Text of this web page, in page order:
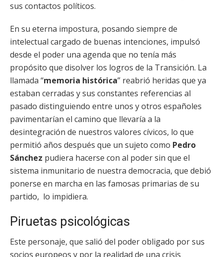
sus contactos políticos.
En su eterna impostura, posando siempre de
intelectual cargado de buenas intenciones, impulsó
desde el poder una agenda que no tenía más
propósito que disolver los logros de la Transición. La
llamada “memoria histórica” reabrió heridas que ya
estaban cerradas y sus constantes referencias al
pasado distinguiendo entre unos y otros españoles
pavimentarían el camino que llevaría a la
desintegración de nuestros valores cívicos, lo que
permitió años después que un sujeto como Pedro
Sánchez pudiera hacerse con al poder sin que el
sistema inmunitario de nuestra democracia, que debió
ponerse en marcha en las famosas primarias de su
partido, lo impidiera.
Piruetas psicológicas
Este personaje, que salió del poder obligado por sus
socios europeos y por la realidad de una crisis